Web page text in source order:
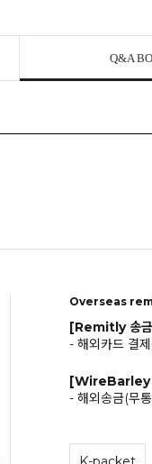
Q&A
Overseas
[Remitly 송
- 해외카드 결
[WireBarley
- 해외송금(무